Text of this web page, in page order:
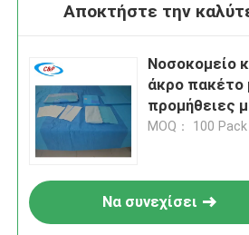
Αποκτήστε την
Νοσοκομείο
άκρο πακέτο
προμήθειες
MOQ： 100 Pack
Να συνεχίσει